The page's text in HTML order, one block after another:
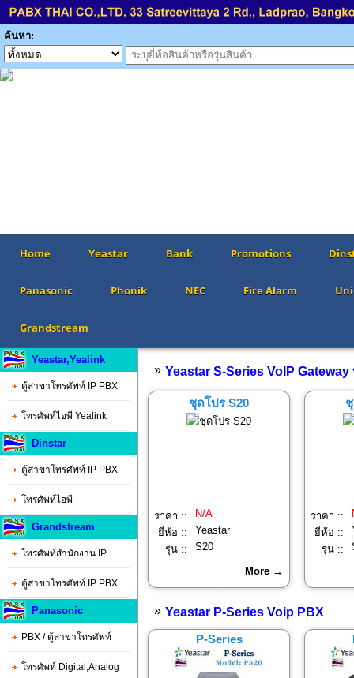
ค้นหา:
Home Yeastar Bank Promotions
Panasonic Phonik NEC Fire Alarm
Grandstream
Yeastar,Yealink
ตู้สาขาโทรศัพท์ IP PBX
โทรศัพท์ไอพี Yealink
Dinstar
ตู้สาขาโทรศัพท์ IP PBX
โทรศัพท์ไอพี
Grandstream
โทรศัพท์สำนักงาน IP
ตู้สาขาโทรศัพท์ IP PBX
Panasonic
PBX / ตู้สาขาโทรศัพท์
โทรศัพท์ Digital,Analog
» Yeastar S-Series VoIP
ชุดโปร S20
ราคา ::
N/A
ยี่ห้อ ::
Yeastar
รุ่น ::
S20
More →
ราคา ::
ยี่ห้อ ::
รุ่น ::
» Yeastar P-Series Voip PBX
P-Series